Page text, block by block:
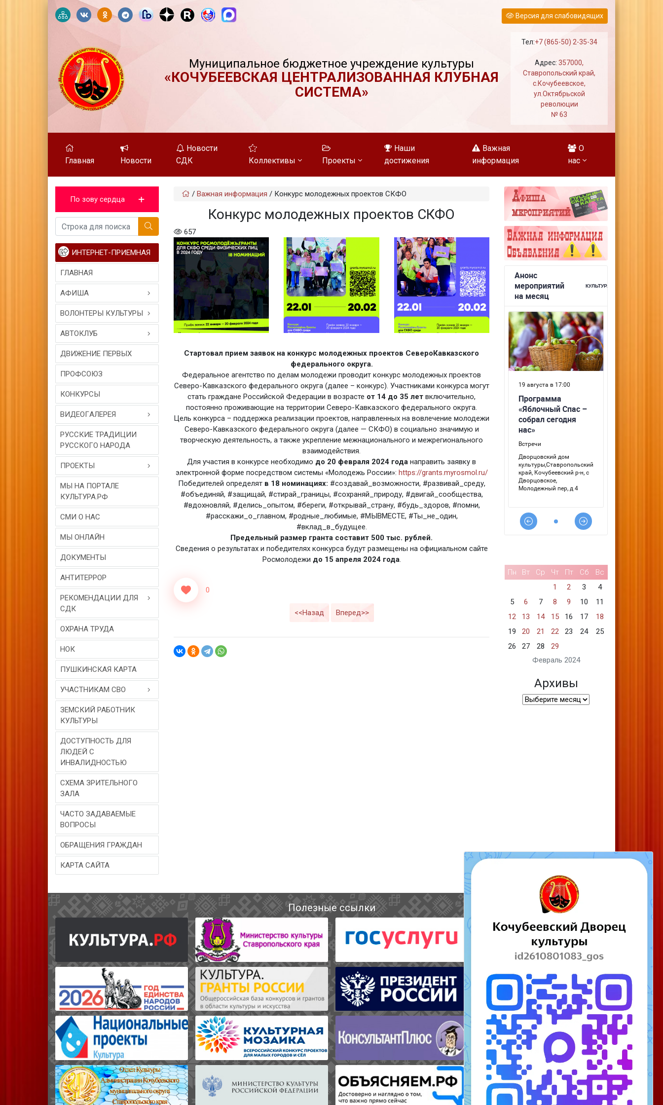
Версия для слабовидящих
Муниципальное бюджетное учреждение культуры
«КОЧУБЕЕВСКАЯ ЦЕНТРАЛИЗОВАННАЯ КЛУБНАЯ
СИСТЕМА»
Тел:+7 (865-50) 2-35-34
Адрес:357000,
Ставропольский край,
с.Кочубеевское,
ул.Октябрьской
революции
№ 63
Главная Новости
Новости
СДК
Коллективы Проекты
Наши
достижения
Важная
информация
О
нас
По зову сердца
ИНТЕРНЕТ-ПРИЕМНАЯ
ГЛАВНАЯ
АФИША
ВОЛОНТЕРЫ КУЛЬТУРЫ
АВТОКЛУБ
ДВИЖЕНИЕ ПЕРВЫХ
ПРОФСОЮЗ
КОНКУРСЫ
ВИДЕОГAЛЕРЕЯ
РУССКИЕ ТРАДИЦИИ
РУССКОГО НАРОДА
ПРОЕКТЫ
МЫ НА ПОРТАЛЕ
КУЛЬТУРА.РФ
СМИ О НАС
МЫ ОНЛАЙН
ДОКУМЕНТЫ
АНТИТЕРРОР
РЕКОМЕНДАЦИИ ДЛЯ
СДК
ОХРАНА ТРУДА
НОК
ПУШКИНСКАЯ КАРТА
УЧАСТНИКАМ СВО
ЗЕМСКИЙ РАБОТНИК
КУЛЬТУРЫ
ДОСТУПНОСТЬ ДЛЯ
ЛЮДЕЙ С
ИНВАЛИДНОСТЬЮ
СХЕМА ЗРИТЕЛЬНОГО
ЗАЛА
ЧАСТО ЗАДАВАЕМЫЕ
ВОПРОСЫ
ОБРАЩЕНИЯ ГРАЖДАН
КАРТА САЙТА
/ Важная информация / Конкурс молодежных проектов СКФО
Конкурс молодежных проектов СКФО
657
Стартовал прием заявок на конкурс молодежных проектов СевероКавказского
федерального округа.
Федеральное агентство по делам молодежи проводит конкурс молодежных проектов
Северо-Кавказского федерального округа (далее – конкурс). Участниками конкурса могут
стать граждане Российской Федерации в возрасте от 14 до 35 лет включительно,
постоянно проживающие на территории Северо-Кавказского федерального округа.
Цель конкурса – поддержка реализации проектов, направленных на вовлечение молодежи
Северо-Кавказского федерального округа (далее — СКФО) в социально значимую и
творческую деятельность, а также укрепление межнационального и межрегионального
взаимодействия.
Для участия в конкурсе необходимо до 20 февраля 2024 года направить заявку в
электронной форме посредством системы «Молодежь России»: https://grants.myrosmol.ru/
Победителей определят в 18 номинациях: #создавай_возможности, #развивай_среду,
#объединяй, #защищай, #стирай_границы, #сохраняй_природу, #двигай_сообщества,
#вдохновляй, #делись_опытом, #береги, #открывай_страну, #будь_здоров, #помни,
#расскажи_о_главном, #родные_любимые, #МЫВМЕСТЕ, #Ты_не_один,
#вклад_в_будущее.
Предельный размер гранта составит 500 тыс. рублей.
Сведения о результатах и победителях конкурса будут размещены на официальном сайте
Росмолодежи до 15 апреля 2024 года.
0
<<Назад Вперед>>
Февраль 2024
Пн Вт Ср Чт Пт Сб
Вс
1
2 3
4
5
6 7 8 9 10
11
12
13 14 15 16 17
18
19
20 21 22 23 24
25
26
27 28 29
Архивы
Архивы
Полезные ссылки